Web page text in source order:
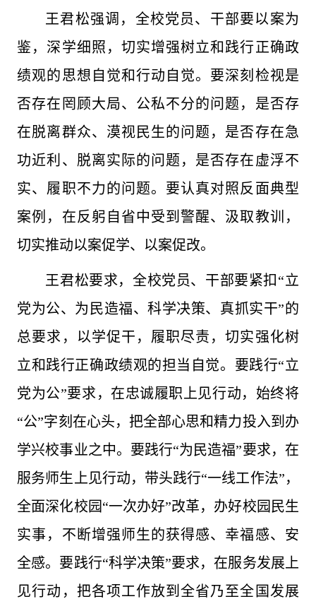
王君松强调，全校党员、干部要以案为
鉴，深学细照，切实增强树立和践行正确政
绩观的思想自觉和行动自觉。要深刻检视是
否存在罔顾大局、公私不分的问题，是否存
在脱离群众、漠视民生的问题，是否存在急
功近利、脱离实际的问题，是否存在虚浮不
实、履职不力的问题。要认真对照反面典型
案例，在反躬自省中受到警醒、汲取教训，
切实推动以案促学、以案促改。
王君松要求，全校党员、干部要紧扣“立
党为公、为民造福、科学决策、真抓实干”的
总要求，以学促干，履职尽责，切实强化树
立和践行正确政绩观的担当自觉。要践行“立
党为公”要求，在忠诚履职上见行动，始终将
“公”字刻在心头，把全部心思和精力投入到办
学兴校事业之中。要践行“为民造福”要求，在
服务师生上见行动，带头践行“一线工作法”，
全面深化校园“一次办好”改革，办好校园民生
实事，不断增强师生的获得感、幸福感、安
全感。要践行“科学决策”要求，在服务发展上
见行动，把各项工作放到全省乃至全国发展